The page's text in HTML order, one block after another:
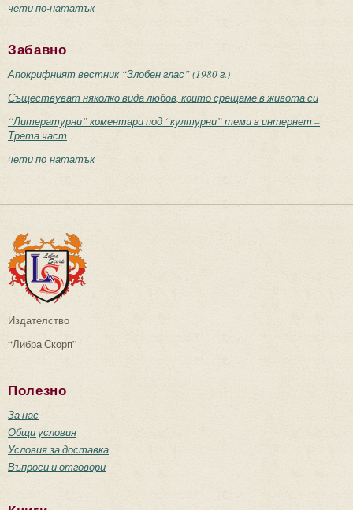
чети по-нататък
Забавно
Апокрифният вестник “Злобен глас” (1980 г.)
Съществуват няколко вида любов, които срещаме в живота си
“Литературни” коментари под “културни” теми в интернет –
Трета част
чети по-нататък
Издателство
“Либра Скорп”
Полезно
За нас
Общи условия
Условия за доставка
Въпроси и отговори